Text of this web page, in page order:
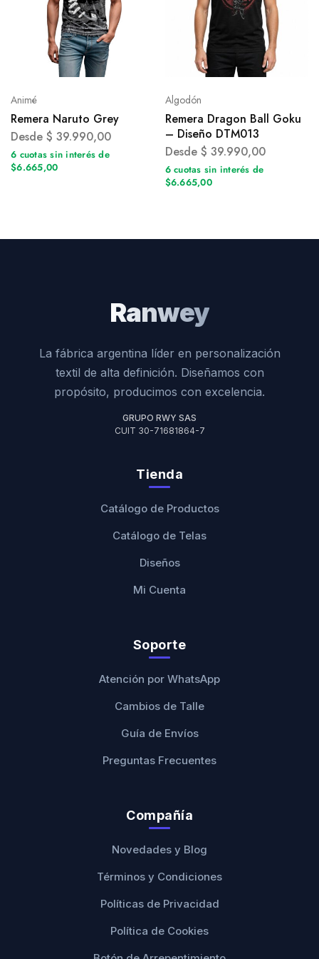
Animé
Remera Naruto Grey
Desde $ 39.990,00
6 cuotas sin interés de
$6.665,00
Algodón
Remera Dragon Ball Goku
– Diseño DTM013
Desde $ 39.990,00
6 cuotas sin interés de
$6.665,00
Ranwey
La fábrica argentina líder en personalización
textil de alta definición. Diseñamos con
propósito, producimos con excelencia.
GRUPO RWY SAS
CUIT 30-71681864-7
Tienda
Catálogo de Productos
Catálogo de Telas
Diseños
Mi Cuenta
Soporte
Atención por WhatsApp
Cambios de Talle
Guía de Envíos
Preguntas Frecuentes
Compañía
Novedades y Blog
Términos y Condiciones
Políticas de Privacidad
Política de Cookies